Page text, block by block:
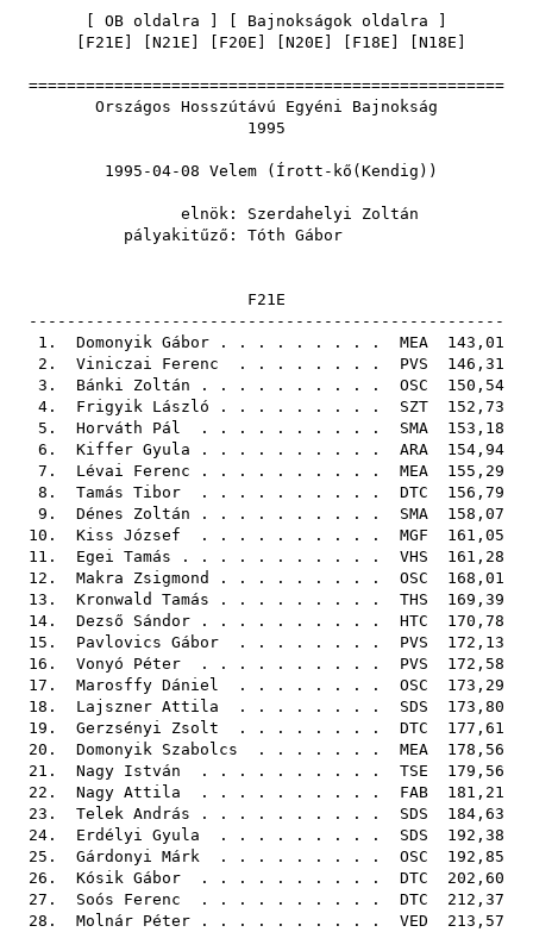
OB oldalra Bajnokságok oldalra
F21E N21E F20E N20E F18E N18E
==================================================
Országos Hosszútávú Egyéni Bajnokság
1995
1995-04-08 Velem (Írott-kő(Kendig))
elnök: Szerdahelyi Zoltán
pályakitűző: Tóth Gábor
F21E
--------------------------------------------------
1. Domonyik Gábor . . . . . . . . . MEA 143,01
2. Viniczai Ferenc . . . . . . . . PVS 146,31
3. Bánki Zoltán . . . . . . . . . . OSC 150,54
4. Frigyik László . . . . . . . . . SZT 152,73
5. Horváth Pál . . . . . . . . . . SMA 153,18
6. Kiffer Gyula . . . . . . . . . . ARA 154,94
7. Lévai Ferenc . . . . . . . . . . MEA 155,29
8. Tamás Tibor . . . . . . . . . . DTC 156,79
9. Dénes Zoltán . . . . . . . . . . SMA 158,07
10. Kiss József . . . . . . . . . . MGF 161,05
11. Egei Tamás . . . . . . . . . . . VHS 161,28
12. Makra Zsigmond . . . . . . . . . OSC 168,01
13. Kronwald Tamás . . . . . . . . . THS 169,39
14. Dezső Sándor . . . . . . . . . . HTC 170,78
15. Pavlovics Gábor . . . . . . . . PVS 172,13
16. Vonyó Péter . . . . . . . . . . PVS 172,58
17. Marosffy Dániel . . . . . . . . OSC 173,29
18. Lajszner Attila . . . . . . . . SDS 173,80
19. Gerzsényi Zsolt . . . . . . . . DTC 177,61
20. Domonyik Szabolcs . . . . . . . MEA 178,56
21. Nagy István . . . . . . . . . . TSE 179,56
22. Nagy Attila . . . . . . . . . . FAB 181,21
23. Telek András . . . . . . . . . . SDS 184,63
24. Erdélyi Gyula . . . . . . . . . SDS 192,38
25. Gárdonyi Márk . . . . . . . . . OSC 192,85
26. Kósik Gábor . . . . . . . . . . DTC 202,60
27. Soós Ferenc . . . . . . . . . . DTC 212,37
28. Molnár Péter . . . . . . . . . . VED 213,57